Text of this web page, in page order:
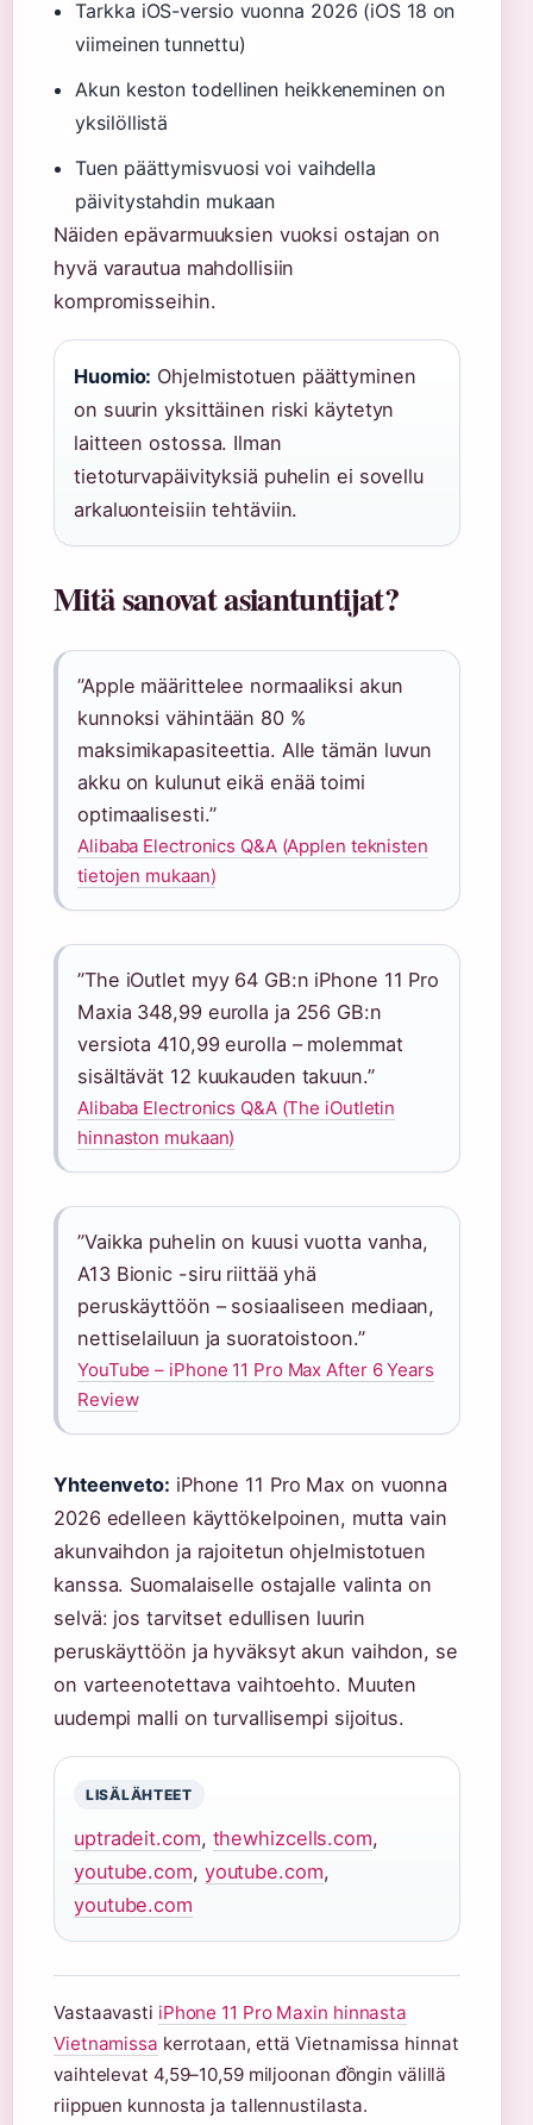
Tarkka iOS-versio vuonna 2026 (iOS 18 on
viimeinen tunnettu)
Akun keston todellinen heikkeneminen on
yksilöllistä
Tuen päättymisvuosi voi vaihdella
päivitystahdin mukaan
Näiden epävarmuuksien vuoksi ostajan on
hyvä varautua mahdollisiin
kompromisseihin.
Huomio: Ohjelmistotuen päättyminen
on suurin yksittäinen riski käytetyn
laitteen ostossa. Ilman
tietoturvapäivityksiä puhelin ei sovellu
arkaluonteisiin tehtäviin.
Mitä sanovat asiantuntijat?
”Apple määrittelee normaaliksi akun
kunnoksi vähintään 80 %
maksimikapasiteettia. Alle tämän luvun
akku on kulunut eikä enää toimi
optimaalisesti.”
Alibaba Electronics Q&A (Applen teknisten
tietojen mukaan)
”The iOutlet myy 64 GB:n iPhone 11 Pro
Maxia 348,99 eurolla ja 256 GB:n
versiota 410,99 eurolla – molemmat
sisältävät 12 kuukauden takuun.”
Alibaba Electronics Q&A (The iOutletin
hinnaston mukaan)
”Vaikka puhelin on kuusi vuotta vanha,
A13 Bionic -siru riittää yhä
peruskäyttöön – sosiaaliseen mediaan,
nettiselailuun ja suoratoistoon.”
YouTube – iPhone 11 Pro Max After 6 Years
Review
Yhteenveto: iPhone 11 Pro Max on vuonna
2026 edelleen käyttökelpoinen, mutta vain
akunvaihdon ja rajoitetun ohjelmistotuen
kanssa. Suomalaiselle ostajalle valinta on
selvä: jos tarvitset edullisen luurin
peruskäyttöön ja hyväksyt akun vaihdon, se
on varteenotettava vaihtoehto. Muuten
uudempi malli on turvallisempi sijoitus.
LISÄLÄHTEET
uptradeit.com, thewhizcells.com,
youtube.com, youtube.com,
youtube.com
Vastaavasti iPhone 11 Pro Maxin hinnasta
Vietnamissa kerrotaan, että Vietnamissa hinnat
vaihtelevat 4,59–10,59 miljoonan đồngin välillä
riippuen kunnosta ja tallennustilasta.